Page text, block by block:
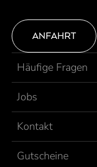
ANFAHRT
Häufige Fragen
Jobs
Kontakt
Gutscheine